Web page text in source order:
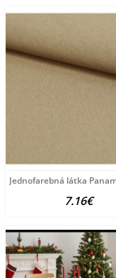
Jednofarebná látka
7.16€